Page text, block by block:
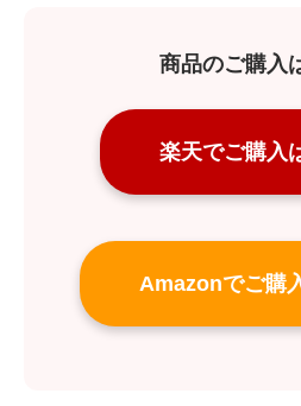
商品のご購入
楽天でご購入
Amazonでご購